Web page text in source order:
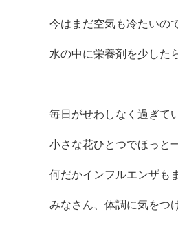
今はまだ空気も冷たいの
水の中に栄養剤を少した
毎日がせわしなく過ぎて
小さな花ひとつでほっと
何だかインフルエンザも
みなさん、体調に気をつ